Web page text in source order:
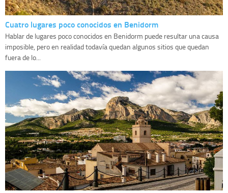
Cuatro lugares poco conocidos en Benidorm
Hablar de lugares poco conocidos en Benidorm puede resultar una causa
imposible, pero en realidad todavía quedan algunos sitios que quedan
fuera de lo...